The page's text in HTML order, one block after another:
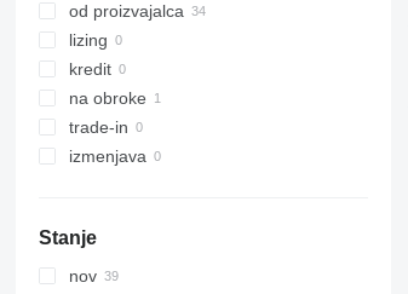
od proizvajalca
lizing
kredit
na obroke
trade-in
izmenjava
Stanje
nov